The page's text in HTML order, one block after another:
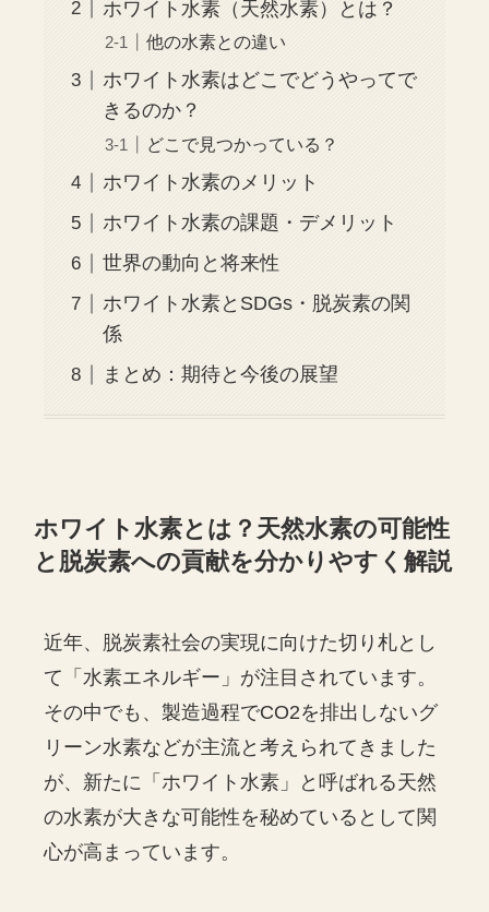
ホワイト水素（天然水素）とは？
他の水素との違い
ホワイト水素はどこでどうやってで
きるのか？
どこで見つかっている？
ホワイト水素のメリット
ホワイト水素の課題・デメリット
世界の動向と将来性
ホワイト水素とSDGs・脱炭素の関
係
まとめ：期待と今後の展望
ホワイト水素とは？天然水素の可能性
と脱炭素への貢献を分かりやすく解説
近年、脱炭素社会の実現に向けた切り札とし
て「水素エネルギー」が注目されています。
その中でも、製造過程でCO2を排出しないグ
リーン水素などが主流と考えられてきました
が、新たに「ホワイト水素」と呼ばれる天然
の水素が大きな可能性を秘めているとして関
心が高まっています。